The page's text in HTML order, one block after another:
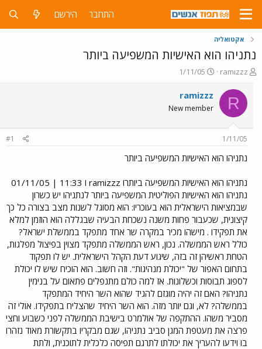
התחבר הירשם
אקטואליה
נתניהו הוא האישיות המשפיעה ביותר
פ
ו
ת
ח
ה
ש
א
ramizzz
פ
ו
ר
ס
ם
ר
1/11/05
R
ramizzz
New member
1/11/05
#1
נתניהו הוא האישיות המשפיעה ביותר
נתניהו הוא האישיות המשפיעה ביותרו ramizzz ו 11:33 | 01/11/05
נתניהו הוא האישיות הפוליטית המשפיעה ביותר לנתניהו יש כשרון
שבמציאות הישראלית הוא בעוכריו: הוא מסוגל לשנות מצב בצורה כל כך
קיצונית, שכעבור פחות משנה נשכחת הבעיה שבגללה הוא הוזמן למלא
את תפקידו . מישהו מכיר במקרה שר אחד מתפקד בממשלת ישראל?
כולל ראש הממשלה. נכון, ראש הממשלה מתפקד מצוין בפיצול מפלגות,
הטחת ראשיהן זה בזה, שיגוע דעת הקהל הישראלית. יש לו תפקוד
בתחום האפור של "יכולת מנהיגות". וזה חשוב. הוא הוכיח שיש לו יכולת
לספוג תבוסות וכשלונות. אז למה כולם מתנפלים פתאום על בנימין
נתניהו? האם זה יהיה מוגזם להגיד שהוא השר היחיד המתפקד
בממשלה? לא, וגם יותר מזה. הוא השר היחיד שהצליח בתפקידו. אולי זה
מסביר משהו. ההתקפה של אולמרט בישיבת הממשלה לפני כשבוע וחצי
פרצה את מעטפת המגן סביב נתניהו, שגם מבקריו בתקשורת מאוד נזהרו
בו וידעו להעריך את יכולתו לתרגם תפיסה כלכלית לתוכנית, ולתת